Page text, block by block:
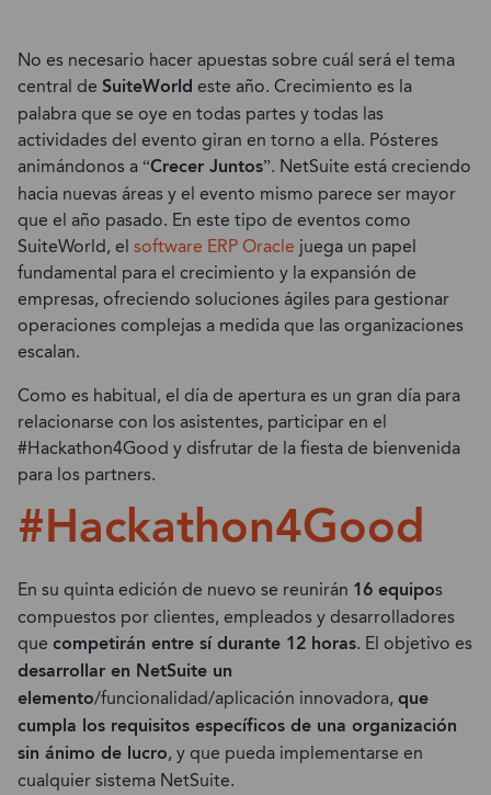
No es necesario hacer apuestas sobre cuál será el tema
central de SuiteWorld este año. Crecimiento es la
palabra que se oye en todas partes y todas las
actividades del evento giran en torno a ella. Pósteres
animándonos a “Crecer Juntos”. NetSuite está creciendo
hacia nuevas áreas y el evento mismo parece ser mayor
que el año pasado. En este tipo de eventos como
SuiteWorld, el software ERP Oracle juega un papel
fundamental para el crecimiento y la expansión de
empresas, ofreciendo soluciones ágiles para gestionar
operaciones complejas a medida que las organizaciones
escalan.
Como es habitual, el día de apertura es un gran día para
relacionarse con los asistentes, participar en el
#Hackathon4Good y disfrutar de la fiesta de bienvenida
para los partners.
#Hackathon4Good
En su quinta edición de nuevo se reunirán 16 equipos
compuestos por clientes, empleados y desarrolladores
que competirán entre sí durante 12 horas. El objetivo es
desarrollar en NetSuite un
elemento/funcionalidad/aplicación innovadora,que
cumpla los requisitos específicos de una organización
sin ánimo de lucro, y que pueda implementarse en
cualquier sistema NetSuite.